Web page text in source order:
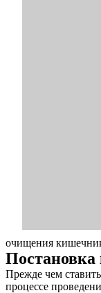
Статьи
очищения
Прежде чем
процессе